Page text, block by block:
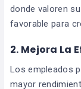
donde valoren
favorable para
2. Mejora La
Los empleados
mayor